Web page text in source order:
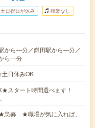
土日祝日が休み 残業なし
から---分／鎌田駅から---分／
ら---分
日休みOK
スタート時間選べます！
募 ★職場が気に入れば、